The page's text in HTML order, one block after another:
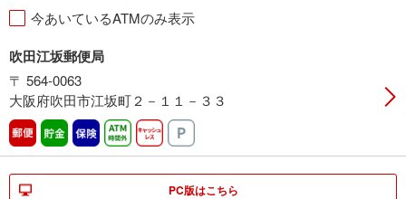
今あいているATMのみ表示
吹田江坂郵便局
〒 564-0063
大阪府吹田市江坂町２－１１－３３
郵便 貯金 保険 ATM時間外キャッシュレス
PC版はこちら